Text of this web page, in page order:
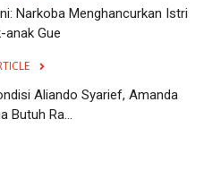
Narkoba Menghancurkan Istri
anak Gue
Aliando Syarief, Amanda
Butuh Ra...